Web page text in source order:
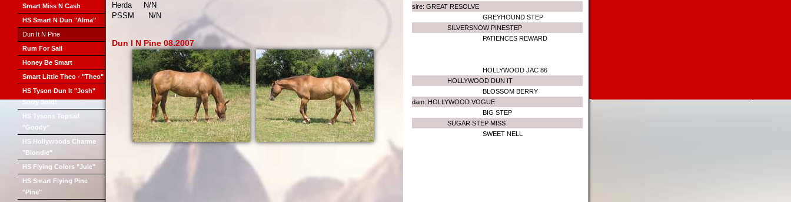
Smart Miss N Cash
HS Smart N Dun "Alma"
Dun It N Pine
Rum For Sail
Honey Be Smart
Smart Little Theo - "Theo"
HS Tyson Dun It "Josh"
Sorry Sold!
HS Tysons Topsail
"Goody"
HS Hollywoods Charme
"Blondie"
HS Flying Colors "Jule"
HS Smart Flying Pine
"Pine"
Herda N/N
PSSM N/N
Dun I N Pine 08.2007
sire: GREAT RESOLVE
GREYHOUND STEP
SILVERSNOW PINESTEP
PATIENCES REWARD
HOLLYWOOD JAC 86
HOLLYWOOD DUN IT
BLOSSOM BERRY
dam: HOLLYWOOD VOGUE
BIG STEP
SUGAR STEP MISS
SWEET NELL